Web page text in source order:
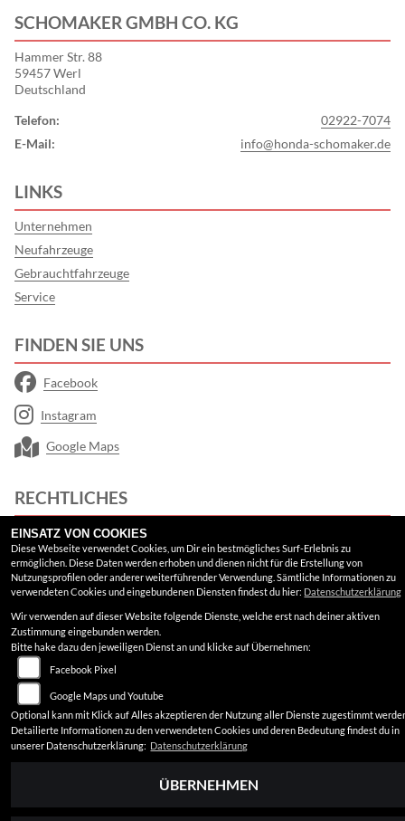
SCHOMAKER GMBH CO. KG
Hammer Str. 88
59457 Werl
Deutschland
Telefon:
02922-7074
E-Mail:
info@honda-schomaker.de
LINKS
Unternehmen
Neufahrzeuge
Gebrauchtfahrzeuge
Service
FINDEN SIE UNS
Facebook
Instagram
Google Maps
RECHTLICHES
AGB
Impressum
Disclaimer
Barrierefreiheit
EINSATZ VON COOKIES
Diese Webseite verwendet Cookies, um Dir ein bestmögliches Surf-Erlebnis zu
ermöglichen. Diese Daten werden erhoben und dienen nicht für die Erstellung von
Nutzungsprofilen oder anderer weiterführender Verwendung. Sämtliche Informationen zu
verwendeten Cookies und eingebundenen Diensten findest du hier: Datenschutzerklärung
Wir verwenden auf dieser Website folgende Dienste, welche erst nach deiner aktiven
Zustimmung eingebunden werden.
Bitte hake dazu den jeweiligen Dienst an und klicke auf Übernehmen:
Facebook Pixel
Google Maps und Youtube
Optional kann mit Klick auf Alles akzeptieren der Nutzung aller Dienste zugestimmt
Detailierte Informationen zu den verwendeten Cookies und deren Bedeutung findest du in
unserer Datenschutzerklärung: Datenschutzerklärung
ÜBERNEHMEN